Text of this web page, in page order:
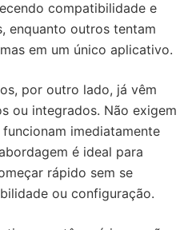
compatibilidade e
enquanto outros tentam
em um único aplicativo.
por outro lado, já vêm
ou integrados. Não exigem
imediatamente
é ideal para
rápido sem se
ou configuração.